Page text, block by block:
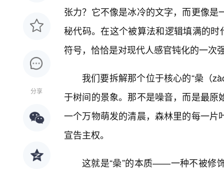
分享
张力？它不像是冰冷的文字，而更像
秘代码。在这个被算法和逻辑填满的
符号，恰恰是对现代人感官钝化的一次
我们要拆解那个位于核心的“喿（
于树间的景象。那不是噪音，而是最
一个万物萌发的清晨，森林里的每一
宣告主权。
这就是“喿”的本质——一种不被修